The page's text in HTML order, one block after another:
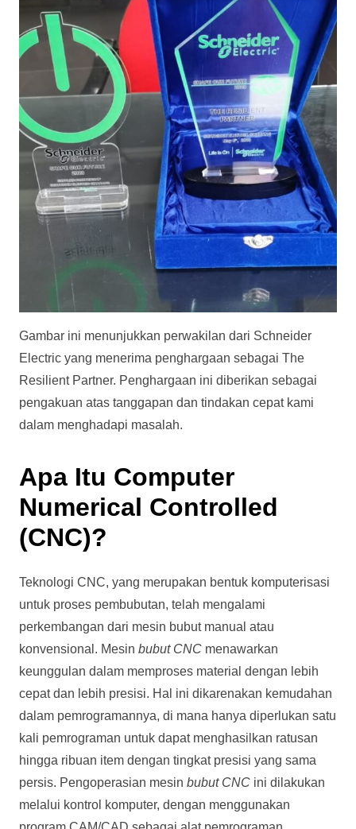
Gambar ini menunjukkan perwakilan dari Schneider
Electric yang menerima penghargaan sebagai The
Resilient Partner. Penghargaan ini diberikan sebagai
pengakuan atas tanggapan dan tindakan cepat kami
dalam menghadapi masalah.
Apa Itu Computer
Numerical Controlled
(CNC)?
Teknologi CNC, yang merupakan bentuk komputerisasi
untuk proses pembubutan, telah mengalami
perkembangan dari mesin bubut manual atau
konvensional. Mesin bubut CNC menawarkan
keunggulan dalam memproses material dengan lebih
cepat dan lebih presisi. Hal ini dikarenakan kemudahan
dalam pemrogramannya, di mana hanya diperlukan satu
kali pemrograman untuk dapat menghasilkan ratusan
hingga ribuan item dengan tingkat presisi yang sama
persis. Pengoperasian mesin bubut CNC ini dilakukan
melalui kontrol komputer, dengan menggunakan